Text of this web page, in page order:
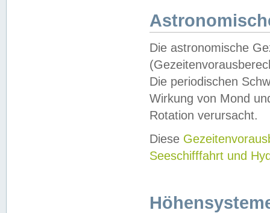
Die astronomische
Die periodischen
Wirkung von Mond
Rotation verursacht.
Diese
Seeschifffahrt und